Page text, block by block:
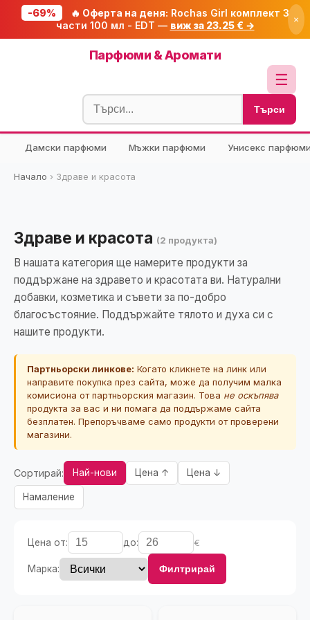
-69% 🔥 Оферта на деня: Rochas Girl комплект 3
части 100 мл - EDT — виж за 23.25 € → ×
Парфюми & Аромати
☰
Блог
🧮 Калкулатори
🔍 Намери продукт
🎁 Подарък
Търси
Дамски парфюми Мъжки парфюми Унисекс
Начало › Здраве и красота
Здраве и красота (2 продукта)
В нашата категория ще намерите продукти за
поддържане на здравето и красотата ви. Натурални
добавки, козметика и съвети за по-добро
благосъстояние. Поддържайте тялото и духа си с
нашите продукти.
Партньорски линкове: Когато кликнете на линк или
направите покупка през сайта, може да получим малка
комисиона от партньорския магазин. Това не оскъпява
продукта за вас и ни помага да поддържаме сайта
безплатен. Препоръчваме само продукти от проверени
магазини.
Сортирай: Най-нови Цена ↑ Цена ↓
Намаление
Цена от: до: €
Марка: Филтрирай